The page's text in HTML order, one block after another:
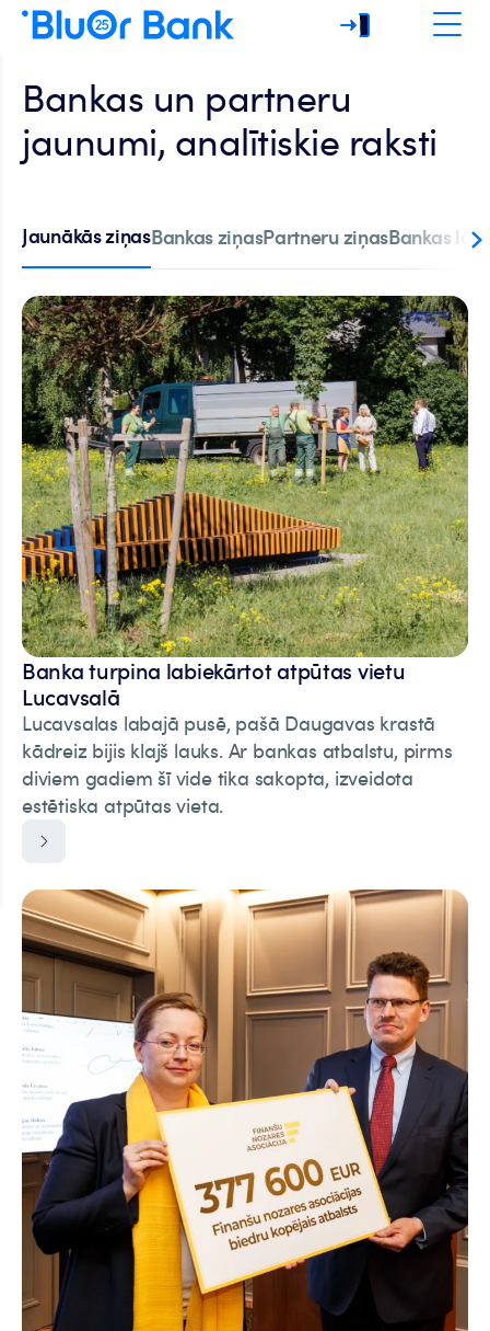
Bankas un partneru
jaunumi, analītiskie raksti
Jaunākās ziņasBankas ziņasPartneru ziņasBankas
Banka turpina labiekārtot atpūtas vietu
Lucavsalā
Lucavsalas labajā pusē, pašā Daugavas krastā
kādreiz bijis klajš lauks. Ar bankas atbalstu, pirms
diviem gadiem šī vide tika sakopta, izveidota
estētiska atpūtas vieta.